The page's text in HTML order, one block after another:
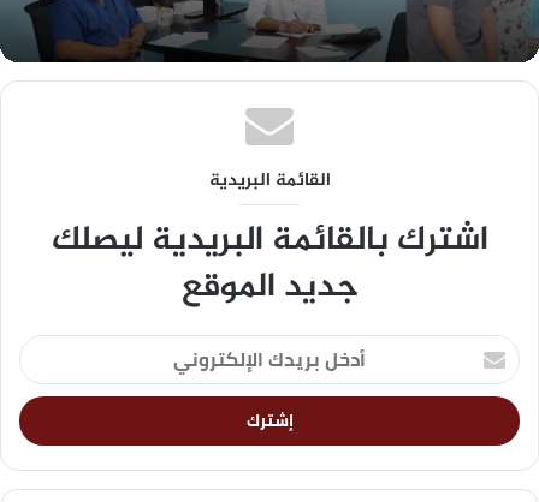
القائمة البريدية
اشترك بالقائمة البريدية ليصلك
جديد الموقع